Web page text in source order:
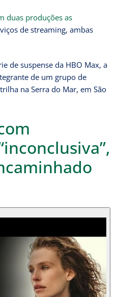
duas produções as
de streaming, ambas
de suspense da HBO Max, a
de um grupo de
na Serra do Mar, em São